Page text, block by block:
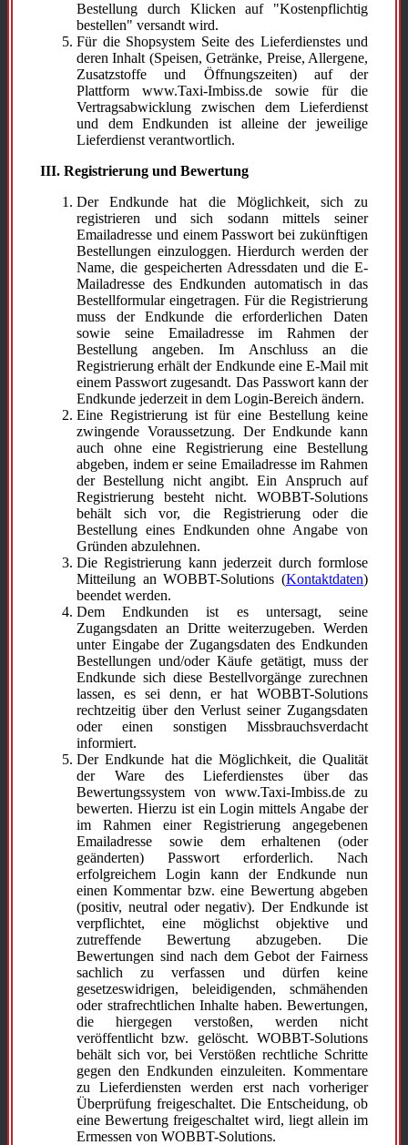
Bestellung durch Klicken auf "Kostenpflichtig
bestellen" versandt wird.
Für die Shopsystem Seite des Lieferdienstes und
deren Inhalt (Speisen, Getränke, Preise, Allergene,
Zusatzstoffe und Öffnungszeiten) auf der
Plattform www.Taxi-Imbiss.de sowie für die
Vertragsabwicklung zwischen dem Lieferdienst
und dem Endkunden ist alleine der jeweilige
Lieferdienst verantwortlich.
III. Registrierung und Bewertung
Der Endkunde hat die Möglichkeit, sich zu
registrieren und sich sodann mittels seiner
Emailadresse und einem Passwort bei zukünftigen
Bestellungen einzuloggen. Hierdurch werden der
Name, die gespeicherten Adressdaten und die E-
Mailadresse des Endkunden automatisch in das
Bestellformular eingetragen. Für die Registrierung
muss der Endkunde die erforderlichen Daten
sowie seine Emailadresse im Rahmen der
Bestellung angeben. Im Anschluss an die
Registrierung erhält der Endkunde eine E-Mail mit
einem Passwort zugesandt. Das Passwort kann der
Endkunde jederzeit in dem Login-Bereich ändern.
Eine Registrierung ist für eine Bestellung keine
zwingende Voraussetzung. Der Endkunde kann
auch ohne eine Registrierung eine Bestellung
abgeben, indem er seine Emailadresse im Rahmen
der Bestellung nicht angibt. Ein Anspruch auf
Registrierung besteht nicht. WOBBT-Solutions
behält sich vor, die Registrierung oder die
Bestellung eines Endkunden ohne Angabe von
Gründen abzulehnen.
Die Registrierung kann jederzeit durch formlose
Mitteilung an WOBBT-Solutions (Kontaktdaten)
beendet werden.
Dem Endkunden ist es untersagt, seine
Zugangsdaten an Dritte weiterzugeben. Werden
unter Eingabe der Zugangsdaten des Endkunden
Bestellungen und/oder Käufe getätigt, muss der
Endkunde sich diese Bestellvorgänge zurechnen
lassen, es sei denn, er hat WOBBT-Solutions
rechtzeitig über den Verlust seiner Zugangsdaten
oder einen sonstigen Missbrauchsverdacht
informiert.
Der Endkunde hat die Möglichkeit, die Qualität
der Ware des Lieferdienstes über das
Bewertungssystem von www.Taxi-Imbiss.de zu
bewerten. Hierzu ist ein Login mittels Angabe der
im Rahmen einer Registrierung angegebenen
Emailadresse sowie dem erhaltenen (oder
geänderten) Passwort erforderlich. Nach
erfolgreichem Login kann der Endkunde nun
einen Kommentar bzw. eine Bewertung abgeben
(positiv, neutral oder negativ). Der Endkunde ist
verpflichtet, eine möglichst objektive und
zutreffende Bewertung abzugeben. Die
Bewertungen sind nach dem Gebot der Fairness
sachlich zu verfassen und dürfen keine
gesetzeswidrigen, beleidigenden, schmähenden
oder strafrechtlichen Inhalte haben. Bewertungen,
die hiergegen verstoßen, werden nicht
veröffentlicht bzw. gelöscht. WOBBT-Solutions
behält sich vor, bei Verstößen rechtliche Schritte
gegen den Endkunden einzuleiten. Kommentare
zu Lieferdiensten werden erst nach vorheriger
Überprüfung freigeschaltet. Die Entscheidung, ob
eine Bewertung freigeschaltet wird, liegt allein im
Ermessen von WOBBT-Solutions.